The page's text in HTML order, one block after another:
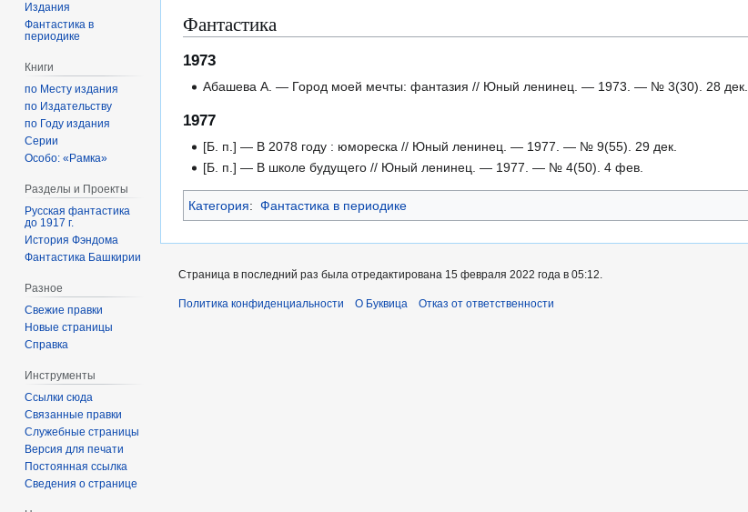
Фантастика
1973
Абашева А. — Город моей мечты: фантазия // Юный ленинец. — 1973. — № 3(30). 28 дек.
1977
[Б. п.] — В 2078 году : юмореска // Юный ленинец. — 1977. — № 9(55). 29 дек.
[Б. п.] — В школе будущего // Юный ленинец. — 1977. — № 4(50). 4 фев.
Категория: Фантастика в периодике
Издания
Фантастика в
периодике
Книги
по Месту издания
по Издательству
по Году издания
Серии
Особо: «Рамка»
Разделы и Проекты
Русская фантастика
до 1917 г.
История Фэндома
Фантастика Башкирии
Разное
Свежие правки
Новые страницы
Справка
Инструменты
Ссылки сюда
Связанные правки
Служебные страницы
Версия для печати
Постоянная ссылка
Сведения о странице
Страница в последний раз была отредактирована 15 февраля 2022 года в 05:12.
Политика конфиденциальности О Буквица Отказ от ответственности